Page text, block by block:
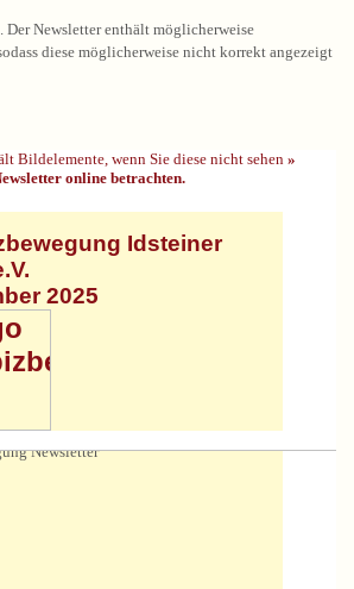
Der Newsletter enthält möglicherweise
diese möglicherweise nicht korrekt angezeigt